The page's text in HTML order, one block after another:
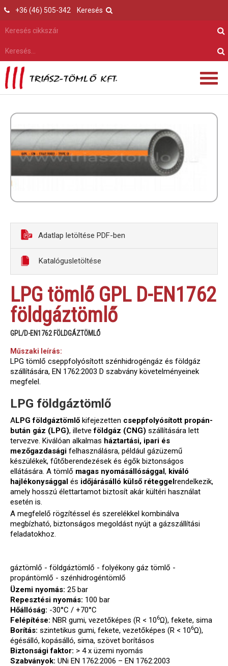
Keresés
+36 (46) 505-342
Adatlap letöltése PDF-ben
Katalógusletöltése
LPG tömlő GPL D-EN1762
földgáztömlő
GPL/D-EN1762 FÖLDGÁZTÖMLŐ
Műszaki leírás:
LPG tömlő cseppfolyósított szénhidrogéngáz és földgáz
szállítására, EN 1762:2003 D szabvány követelményeinek
megfelel.
LPG földgáztömlő
ALPG földgáztömlő kifejezetten cseppfolyósított propán-
bután gáz (LPG), illetveföldgáz (CNG) szállítására lett
tervezve. Kiválóan alkalmas háztartási, ipari és
mezőgazdasági felhasználásra, például gázüzemű
készülékek, fűtőberendezések és égők biztonságos
ellátására. A tömlő magas nyomásállósággal, kiváló
hajlékonysággal és időjárásálló külső réteggelrendelkezik,
amely hosszú élettartamot biztosít akár kültéri használat
esetén is.
A megfelelő rögzítéssel és szerelékkel kombinálva
megbízható, biztonságos megoldást nyújt a gázszállítási
feladatokhoz.
gáztömlő - földgáztömlő - folyékony gáz tömlő -
propántömlő - szénhidrogéntömlő
Üzemi nyomás: 25 bar
Repesztési nyomás: 100 bar
Hőállóság: -30°C / +70°C
Felépítése: NBR gumi, vezetőképes (R < 106Ω), fekete, sima
Borítás: szintetikus gumi, fekete, vezetőképes (R < 106Ω),
égésálló, kopásálló, sima, szövet borításos
Biztonsági faktor: > 4 x üzemi nyomás
Szabványok: UNi EN 1762:2006 – EN 1762:2003